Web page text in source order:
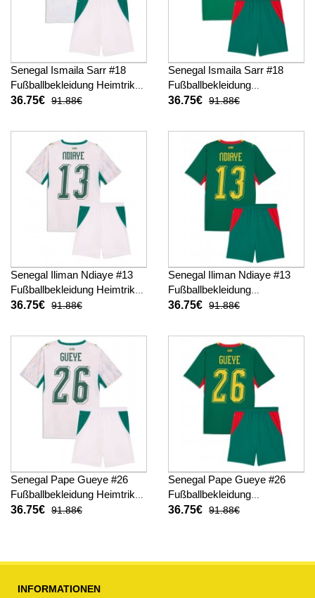
Senegal Ismaila Sarr #18
Fußballbekleidung Heimtrikot
Kinder WM 2026 Kurzarm (+
36.75€ 91.88€
Senegal Ismaila Sarr #18
Fußballbekleidung
Auswärtstrikot Kinder WM
hosen)
36.75€ 91.88€
Senegal Iliman Ndiaye #13
Fußballbekleidung Heimtrikot
Kinder WM 2026 Kurzarm (+
36.75€ 91.88€
Senegal Iliman Ndiaye #13
Fußballbekleidung
Auswärtstrikot Kinder WM
hosen)
36.75€ 91.88€
Senegal Pape Gueye #26
Fußballbekleidung Heimtrikot
Kinder WM 2026 Kurzarm (+
36.75€ 91.88€
Senegal Pape Gueye #26
Fußballbekleidung
Auswärtstrikot Kinder WM
36.75€ 91.88€
INFORMATIONEN